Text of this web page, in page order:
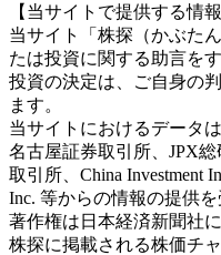
【当サイトで提供する情
当サイト「株探（かぶた
たは投資に関する助言を
投資の決定は、ご自身の
ます。
当サイトにおけるデータ
名古屋証券取引所、JPX
取引所、China Investment
Inc. 等からの情報の提供
著作権は日本経済新聞社
株探に掲載される株価チ